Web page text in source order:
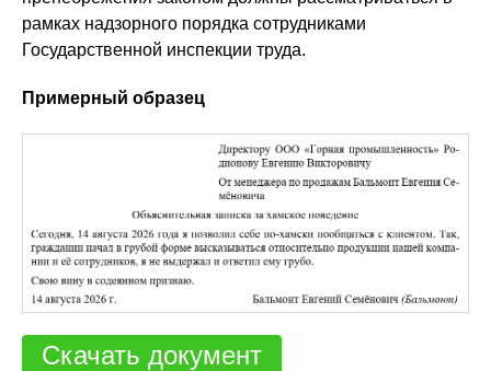
рамках надзорного порядка сотрудниками
Государственной инспекции труда.
Примерный образец
Скачать документ